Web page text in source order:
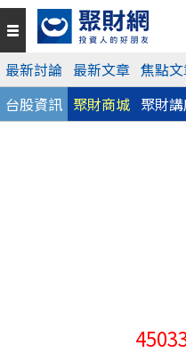
最新討論 最新文章 焦點
台股資訊 聚財商城 聚財